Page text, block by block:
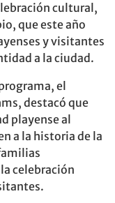
cultural,
que este año
y visitantes
a la ciudad.
el
destacó que
playense al
a la historia de la
celebración